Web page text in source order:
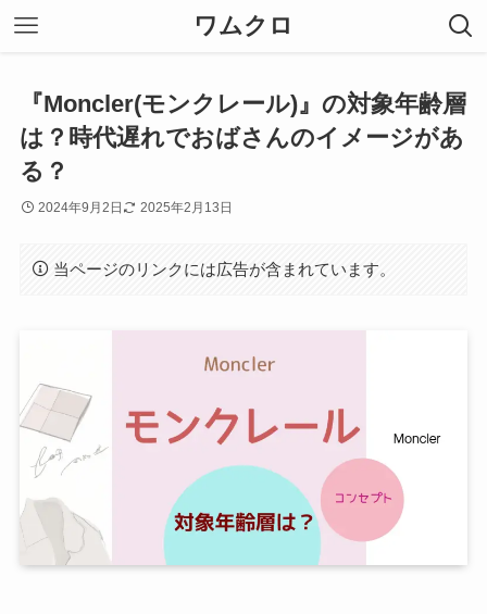
ワムクロ
『Moncler(モンクレール)』の対象年齢層
は？時代遅れでおばさんのイメージがあ
る？
2024年9月2日 2025年2月13日
当ページのリンクには広告が含まれています。